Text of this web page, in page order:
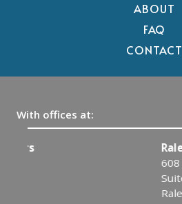
ABOUT
FAQ
CONTACT
With offices at:
608 W. Johnson St.
Raleigh, NC 27603